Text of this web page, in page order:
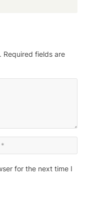
Required fields are
for the next time I